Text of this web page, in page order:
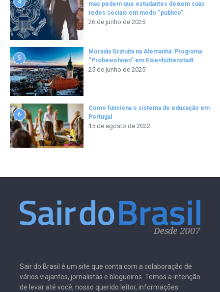
mas pedem que estudantes deixem suas
redes sociais em modo “público”
26 de junho de 2025
5
Moradia Gratuita na Alemanha: Programa
“Probewohnen” em Eisenhüttenstadt
25 de junho de 2025
6
Como funciona o sistema de educação em
Portugal
15 de agosto de 2022
Sair do Brasil é um site que conta com a colaboração de
vários viajantes, jornalistas e blogueiros. Temos a intenção
de levar até você, nosso querido leitor, informações